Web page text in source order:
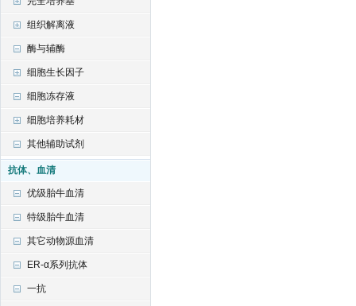
组织解离液
酶与辅酶
细胞生长因子
细胞冻存液
细胞培养耗材
其他辅助试剂
抗体、血清
优级胎牛血清
特级胎牛血清
其它动物源血清
ER-α系列抗体
一抗